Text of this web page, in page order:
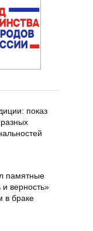
показ
памятные
верность»
в браке